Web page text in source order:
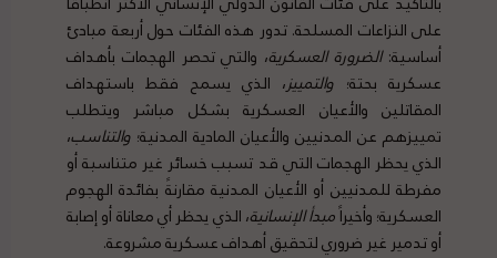
على النزاعات المسلحة. تدور هذه الفئات حول أربعة مبادئ
أساسية:الضرورة العسكرية، والتي تحصر الهجمات بأهداف
عسكرية بحتة؛ والتمييز، الذي يسمح فقط باستهداف
المقاتلين والأعيان العسكرية بشكل مباشر ويتطلب
تمييزهم عن المدنيين والأعيان المادية المدنية؛ والتناسب،
الذي يحظر الهجمات التي قد تسبب خسائر غير متناسبة أو
مفرطة للمدنيين أو الأعيان المدنية مقارنةً بفائدة الهجوم
العسكرية؛ وأخيراًمبدأ الإنسانية، الذي يحظر أي معاناة أو إصابة
أو تدمير غير ضروري لتحقيق أهداف عسكرية مشروعة.